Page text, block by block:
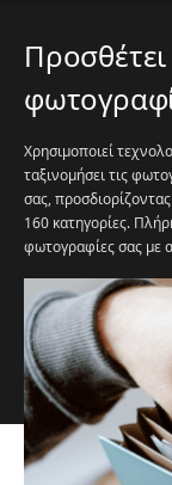
Προσθέτει
Χρησιμοποιεί
ταξινομήσει τις
σας,
160 κατηγορίες.
φωτογραφίες σας με